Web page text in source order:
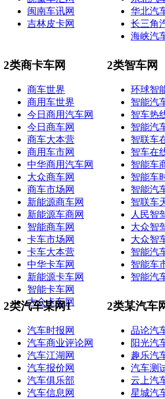
闽南车讯网
吉林皮卡网
华北汽
长三角
海峡汽
2类商卡车网
商车世界
商用车世界
今日商用汽车网
今日商车网
商车大本营
商用车市网
中华商用汽车网
大众商车网
商车市场网
新能源商车网
新能源车商网
智能商车网
卡车市场网
卡车大本营
中华卡车网
新能源卡车网
智能卡车网
大众卡车网
2类智车网
环球智
智能汽
智车热
智能汽
智联车
智车在
智能车
智能车
智能汽
智联车
人民智
大众智
大众智
智能汽
智能车
智能汽
2类汽车某网1
汽车时报网
汽车商业评论网
汽车江湖网
汽车报价网
汽车俱乐部
汽车信息网
2类某汽车
品论汽
阳光汽
趣乐汽
汽车测
云上汽
星城汽